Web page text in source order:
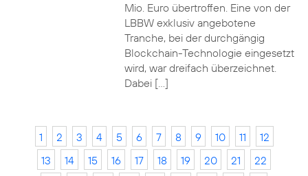
Mio. Euro übertroffen. Eine von der
LBBW exklusiv angebotene
Tranche, bei der durchgängig
Blockchain-Technologie eingesetzt
wird, war dreifach überzeichnet.
Dabei […]
1 2 3 4 5 6 7 8 9 10 11
12
13
14 15 16 17 18 19 20 21
22